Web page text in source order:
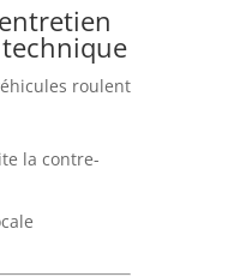
roulent
la contre-